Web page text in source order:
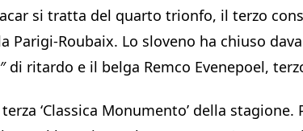
si tratta del quarto trionfo, il terzo
Parigi-Roubaix. Lo sloveno ha chiuso
di ritardo e il belga Remco Evenepoel,
‘Classica Monumento’ della stagione.